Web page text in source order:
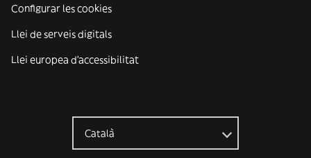
Configurar les cookies
Llei de serveis digitals
Llei europea d'accessibilitat